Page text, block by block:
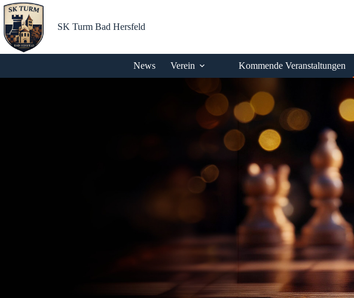
Zum
Inhalt
springen
SK Turm Bad Hersfeld
News Verein Kommende Veranstaltungen